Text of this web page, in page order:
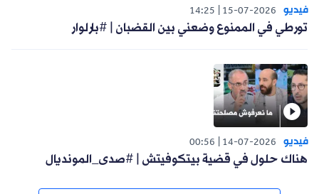
فيديو 15-07-2026
14:25
تورطي في الممنوع وضعني بين القضبان | #بارلوار
فيديو 14-07-2026
00:56
هناك حلول في قضية بيتكوفيتش | #صدى_المونديال